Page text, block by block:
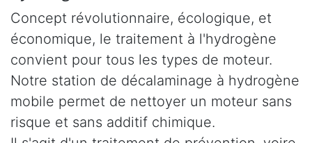
Concept révolutionnaire, écologique, et
économique, le traitement à l'hydrogène
convient pour tous les types de moteur.
Notre station de décalaminage à hydrogène
mobile permet de nettoyer un moteur sans
risque et sans additif chimique.